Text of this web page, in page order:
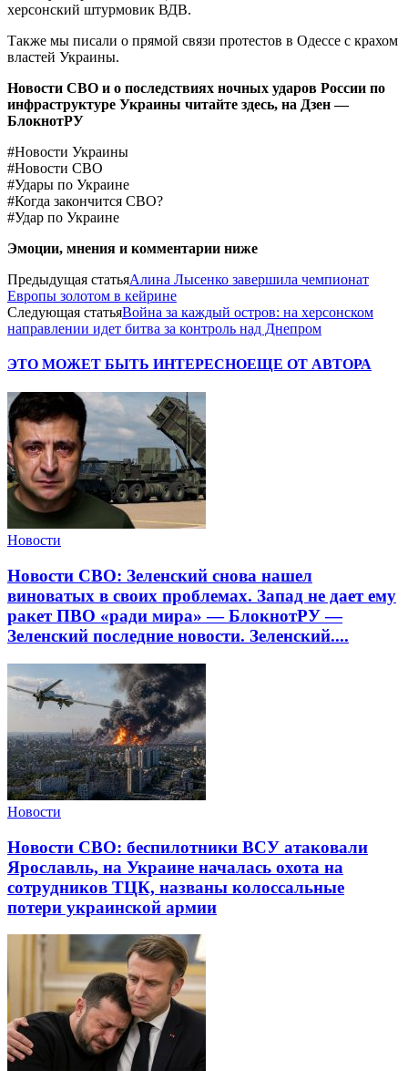
херсонский штурмовик ВДВ.
Также мы писали о прямой связи протестов в Одессе с крахом
властей Украины.
Новости СВО и о последствиях ночных ударов России по
инфраструктуре Украины читайте здесь, на Дзен —
БлокнотРУ
#Новости Украины
#Новости СВО
#Удары по Украине
#Когда закончится СВО?
#Удар по Украине
Эмоции, мнения и комментарии ниже
Предыдущая статьяАлина Лысенко завершила чемпионат
Европы золотом в кейрине
Следующая статьяВойна за каждый остров: на херсонском
направлении идет битва за контроль над Днепром
ЭТО МОЖЕТ БЫТЬ ИНТЕРЕСНОЕЩЕ ОТ АВТОРА
Новости
Новости СВО: Зеленский снова нашел
виноватых в своих проблемах. Запад не дает ему
ракет ПВО «ради мира» — БлокнотРУ —
Зеленский последние новости. Зеленский....
Новости
Новости СВО: беспилотники ВСУ атаковали
Ярославль, на Украине началась охота на
сотрудников ТЦК, названы колоссальные
потери украинской армии